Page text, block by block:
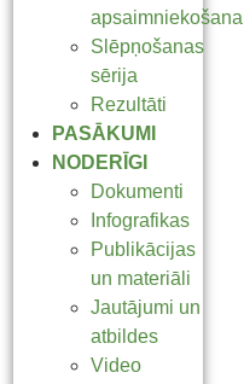
apsaimniekošana
Slēpņošanas
sērija
Rezultāti
PASĀKUMI
NODERĪGI
Dokumenti
Infografikas
Publikācijas
un materiāli
Jautājumi un
atbildes
Video